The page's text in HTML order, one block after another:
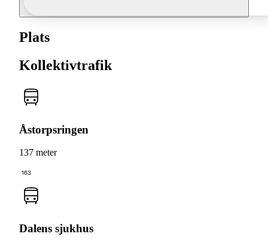
Plats
Kollektivtrafik
Åstorpsringen
137 meter
163
Dalens sjukhus